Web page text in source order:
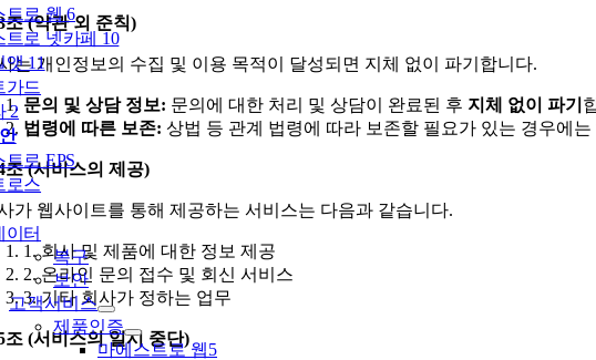
트로 웹 6
트로 넷카페 10
앳 11
가드
2
로 EPS
로스
이터
복구
보안
고객서비스
제품인증
마에스트로 웹5
조 (약관 외 준칙)
는 개인정보의 수집 및 이용 목적이 달성되면 지체 없이 파기합니다.
문의 및 상담 정보: 문의에 대한 처리 및 상담이 완료된 후 지체 없이 파기
법령에 따른 보존: 상법 등 관계 법령에 따라 보존할 필요가 있는 경우에
조 (서비스의 제공)
가 웹사이트를 통해 제공하는 서비스는 다음과 같습니다.
1. 회사 및 제품에 대한 정보 제공
2. 온라인 문의 접수 및 회신 서비스
3. 기타 회사가 정하는 업무
조 (서비스의 일시 중단)